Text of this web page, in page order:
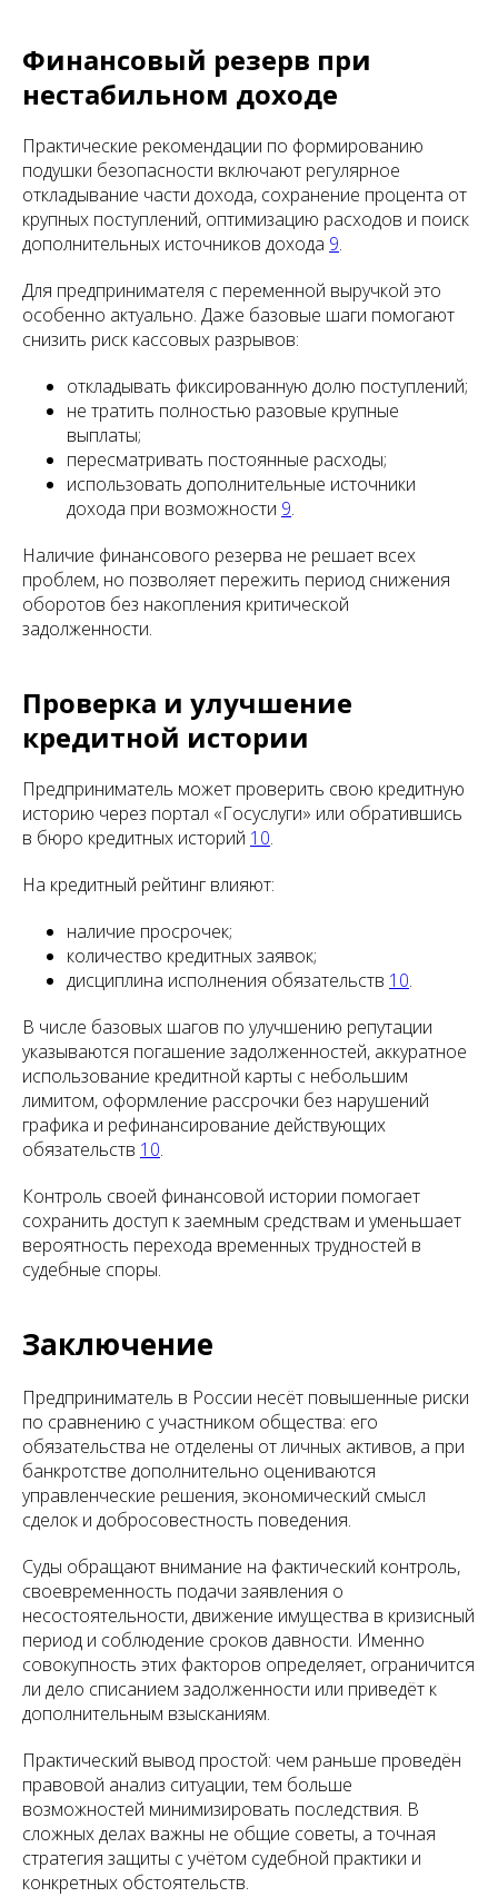
Финансовый резерв при
нестабильном доходе
Практические рекомендации по формированию
подушки безопасности включают регулярное
откладывание части дохода, сохранение процента от
крупных поступлений, оптимизацию расходов и поиск
дополнительных источников дохода 9.
Для предпринимателя с переменной выручкой это
особенно актуально. Даже базовые шаги помогают
снизить риск кассовых разрывов:
откладывать фиксированную долю поступлений;
не тратить полностью разовые крупные
выплаты;
пересматривать постоянные расходы;
использовать дополнительные источники
дохода при возможности 9.
Наличие финансового резерва не решает всех
проблем, но позволяет пережить период снижения
оборотов без накопления критической
задолженности.
Проверка и улучшение
кредитной истории
Предприниматель может проверить свою кредитную
историю через портал «Госуслуги» или обратившись
в бюро кредитных историй 10.
На кредитный рейтинг влияют:
наличие просрочек;
количество кредитных заявок;
дисциплина исполнения обязательств 10.
В числе базовых шагов по улучшению репутации
указываются погашение задолженностей, аккуратное
использование кредитной карты с небольшим
лимитом, оформление рассрочки без нарушений
графика и рефинансирование действующих
обязательств 10.
Контроль своей финансовой истории помогает
сохранить доступ к заемным средствам и уменьшает
вероятность перехода временных трудностей в
судебные споры.
Заключение
Предприниматель в России несёт повышенные риски
по сравнению с участником общества: его
обязательства не отделены от личных активов, а при
банкротстве дополнительно оцениваются
управленческие решения, экономический смысл
сделок и добросовестность поведения.
Суды обращают внимание на фактический контроль,
своевременность подачи заявления о
несостоятельности, движение имущества в кризисный
период и соблюдение сроков давности. Именно
совокупность этих факторов определяет, ограничится
ли дело списанием задолженности или приведёт к
дополнительным взысканиям.
Практический вывод простой: чем раньше проведён
правовой анализ ситуации, тем больше
возможностей минимизировать последствия. В
сложных делах важны не общие советы, а точная
стратегия защиты с учётом судебной практики и
конкретных обстоятельств.